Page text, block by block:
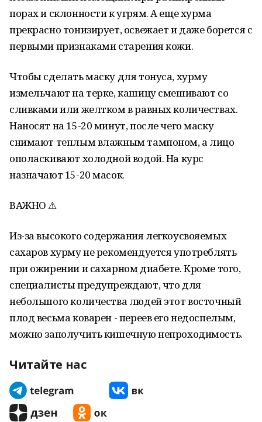
порах и склонности к угрям. А еще хурма
прекрасно тонизирует, освежает и даже борется с
первыми признаками старения кожи.
Чтобы сделать маску для тонуса, хурму
измельчают на терке, кашицу смешивают со
сливками или желтком в равных количествах.
Наносят на 15-20 минут, после чего маску
снимают теплым влажным тампоном, а лицо
ополаскивают холодной водой. На курс
назначают 15-20 масок.
ВАЖНО ⚠
Из-за высокого содержания легкоусвояемых
сахаров хурму не рекомендуется употреблять
при ожирении и сахарном диабете. Кроме того,
специалисты предупреждают, что для
небольшого количества людей этот восточный
плод весьма коварен - переев его недоспелым,
можно заполучить кишечную непроходимость.
Читайте нас